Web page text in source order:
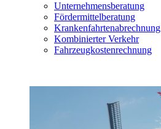
Unternehmensberatung
Fördermittelberatung
Krankenfahrtenabrechnung
Kombinierter Verkehr
Fahrzeugkostenrechnung